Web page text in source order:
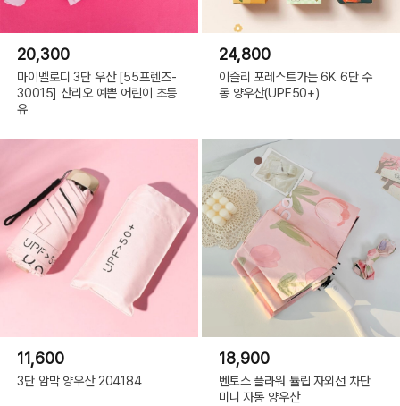
20,300
마이멜로디 3단 우산 [55프렌즈-
30015] 산리오 예쁜 어린이 초등
유
24,800
이즐리 포레스트가든 6K 6단 수
동 양우산(UPF50+)
11,600
3단 암막 양우산 204184
18,900
벤토스 플라워 튤립 자외선 차단
미니 자동 양우산